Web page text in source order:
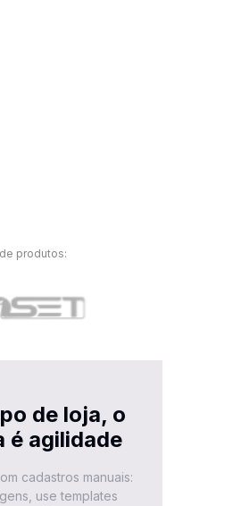
produtos:
de loja, o
é agilidade
cadastros manuais:
use templates